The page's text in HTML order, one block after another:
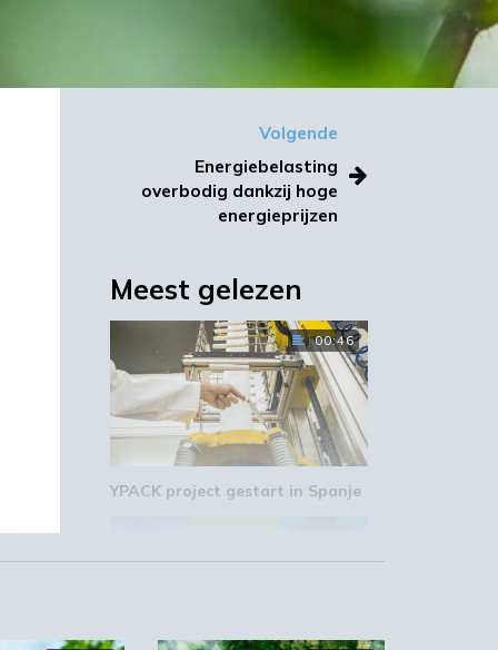
Volgende
Energiebelasting
overbodig dankzij hoge
energieprijzen
Meest gelezen
00:46
YPACK project gestart in Spanje